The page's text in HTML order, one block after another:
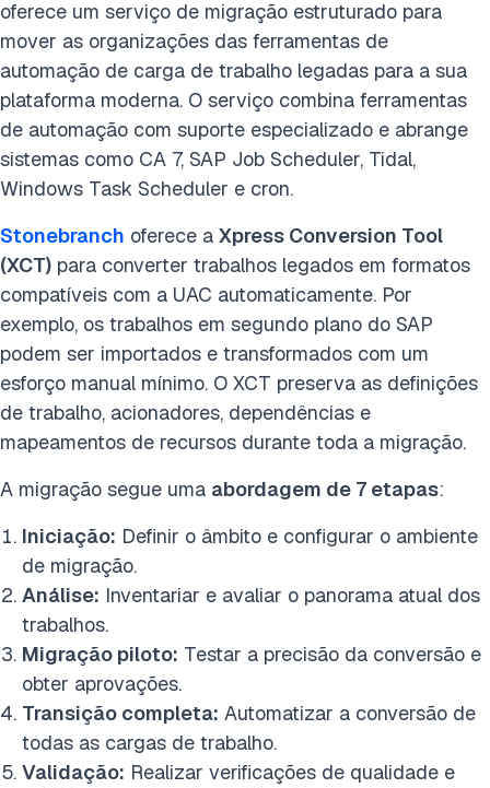
oferece um serviço de migração estruturado para
mover as organizações das ferramentas de
automação de carga de trabalho legadas para a sua
plataforma moderna. O serviço combina ferramentas
de automação com suporte especializado e abrange
sistemas como CA 7, SAP Job Scheduler, Tidal,
Windows Task Scheduler e cron.
Stonebranch oferece a Xpress Conversion Tool
(XCT) para converter trabalhos legados em formatos
compatíveis com a UAC automaticamente. Por
exemplo, os trabalhos em segundo plano do SAP
podem ser importados e transformados com um
esforço manual mínimo. O XCT preserva as definições
de trabalho, acionadores, dependências e
mapeamentos de recursos durante toda a migração.
A migração segue uma abordagem de 7 etapas:
Iniciação: Definir o âmbito e configurar o ambiente
de migração.
Análise: Inventariar e avaliar o panorama atual dos
trabalhos.
Migração piloto: Testar a precisão da conversão e
obter aprovações.
Transição completa: Automatizar a conversão de
todas as cargas de trabalho.
Validação: Realizar verificações de qualidade e